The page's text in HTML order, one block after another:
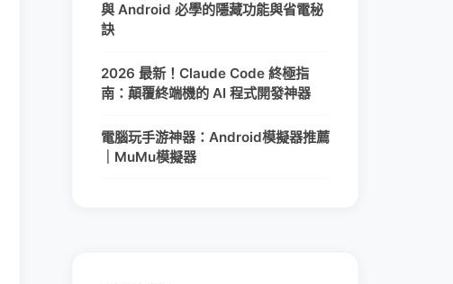
與 Android 必學的隱藏功能與省電秘
訣
2026 最新！Claude Code 終極指
南：顛覆終端機的 AI 程式開發神器
電腦玩手游神器：Android模擬器推薦
｜MuMu模擬器